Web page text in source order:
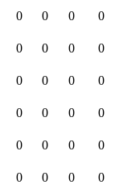
0 0 0
0
0 0 0
0
0 0 0
0
0 0 0
0
0 0 0
0
0 0 0
0